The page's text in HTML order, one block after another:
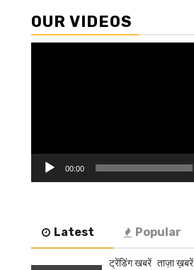
OUR VIDEOS
00:00
Latest Popular
ट्रेंडिंग खबरें ताज़ा ख़बरें